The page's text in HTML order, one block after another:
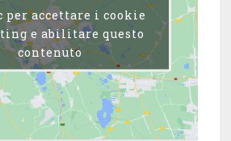
per accettare i cookie
e abilitare questo
contenuto